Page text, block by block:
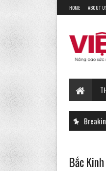
HOME ABOUT
PHAN-TICH Xe Tăng Gepard
Bắc